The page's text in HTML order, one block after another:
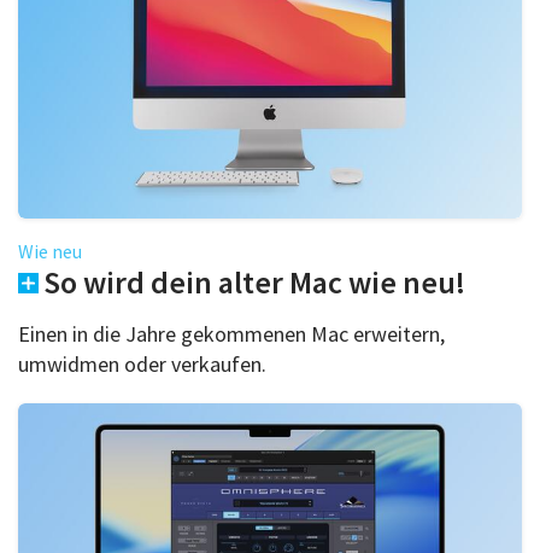
Wie neu
So wird dein alter Mac wie neu!
Einen in die Jahre gekommenen Mac erweitern,
umwidmen oder verkaufen.